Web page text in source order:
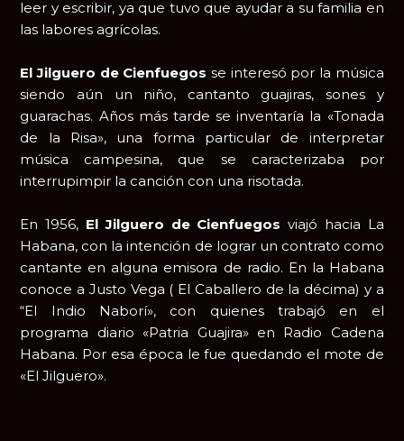
leer y escribir, ya que tuvo que ayudar a su familia en
las labores agrícolas.
El Jilguero de Cienfuegos se interesó por la música
siendo aún un niño, cantanto guajiras, sones y
guarachas. Años más tarde se inventaría la «Tonada
de la Risa», una forma particular de interpretar
música campesina, que se caracterizaba por
interrupimpir la canción con una risotada.
En 1956, El Jilguero de Cienfuegosviajó hacia La
Habana, con la intención de lograr un contrato como
cantante en alguna emisora de radio. En la Habana
conoce a Justo Vega ( El Caballero de la décima) y a
“El Indio Naborí», con quienes trabajó en el
programa diario «Patria Guajira» en Radio Cadena
Habana. Por esa época le fue quedando el mote de
«El Jilguero».